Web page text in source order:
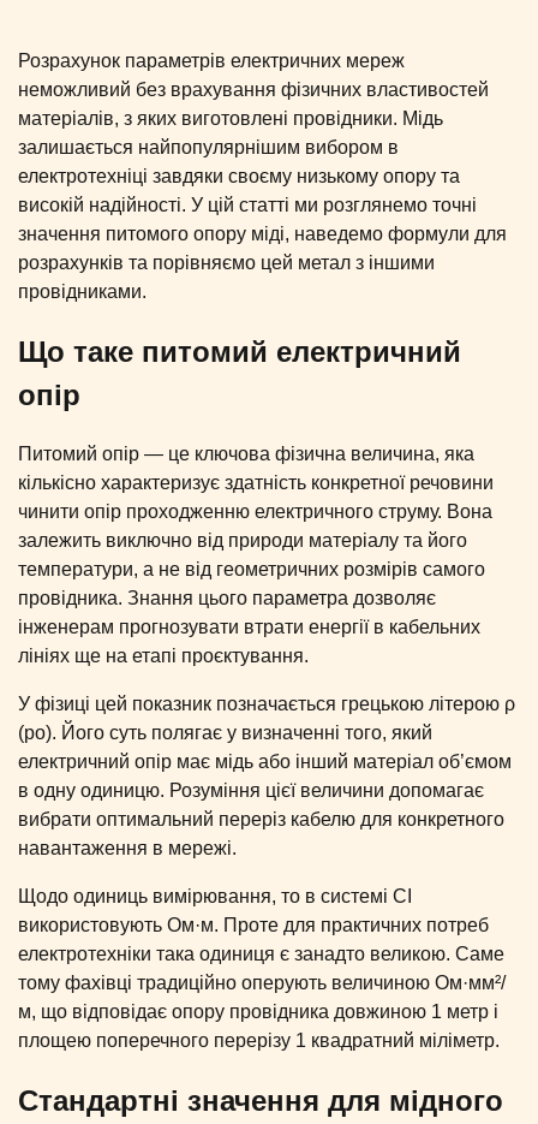
Розрахунок параметрів електричних мереж
неможливий без врахування фізичних властивостей
матеріалів, з яких виготовлені провідники. Мідь
залишається найпопулярнішим вибором в
електротехніці завдяки своєму низькому опору та
високій надійності. У цій статті ми розглянемо точні
значення питомого опору міді, наведемо формули для
розрахунків та порівняємо цей метал з іншими
провідниками.
Що таке питомий електричний
опір
Питомий опір — це ключова фізична величина, яка
кількісно характеризує здатність конкретної речовини
чинити опір проходженню електричного струму. Вона
залежить виключно від природи матеріалу та його
температури, а не від геометричних розмірів самого
провідника. Знання цього параметра дозволяє
інженерам прогнозувати втрати енергії в кабельних
лініях ще на етапі проєктування.
У фізиці цей показник позначається грецькою літерою ρ
(ро). Його суть полягає у визначенні того, який
електричний опір має мідь або інший матеріал об’ємом
в одну одиницю. Розуміння цієї величини допомагає
вибрати оптимальний переріз кабелю для конкретного
навантаження в мережі.
Щодо одиниць вимірювання, то в системі СІ
використовують Ом·м. Проте для практичних потреб
електротехніки така одиниця є занадто великою. Саме
тому фахівці традиційно оперують величиною Ом·мм²/
м, що відповідає опору провідника довжиною 1 метр і
площею поперечного перерізу 1 квадратний міліметр.
Стандартні значення для мідного